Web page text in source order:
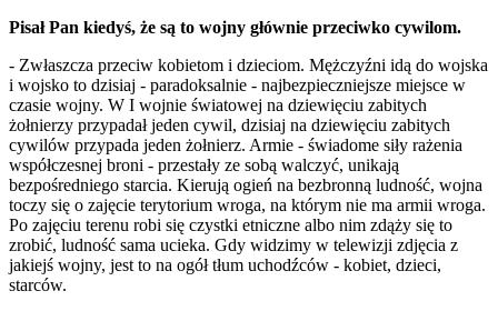
Pisał Pan kiedyś, że są to wojny głównie przeciwko cywilom.
- Zwłaszcza przeciw kobietom i dzieciom. Mężczyźni idą do wojska
i wojsko to dzisiaj - paradoksalnie - najbezpieczniejsze miejsce w
czasie wojny. W I wojnie światowej na dziewięciu zabitych
żołnierzy przypadał jeden cywil, dzisiaj na dziewięciu zabitych
cywilów przypada jeden żołnierz. Armie - świadome siły rażenia
współczesnej broni - przestały ze sobą walczyć, unikają
bezpośredniego starcia. Kierują ogień na bezbronną ludność, wojna
toczy się o zajęcie terytorium wroga, na którym nie ma armii wroga.
Po zajęciu terenu robi się czystki etniczne albo nim zdąży się to
zrobić, ludność sama ucieka. Gdy widzimy w telewizji zdjęcia z
jakiejś wojny, jest to na ogół tłum uchodźców - kobiet, dzieci,
starców.